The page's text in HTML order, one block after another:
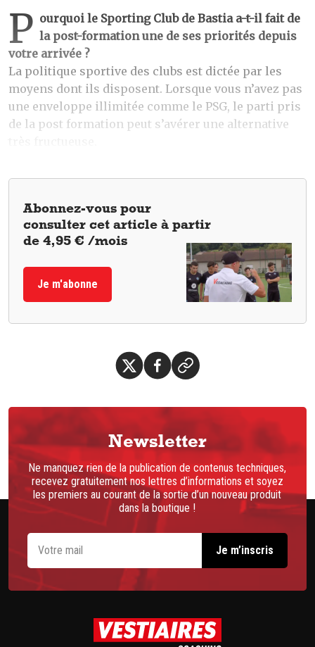
P ourquoi le Sporting Club de Bastia a-t-il fait de
la post-formation une de ses priorités depuis
votre arrivée ?
La politique sportive des clubs est dictée par les
moyens dont ils disposent. Lorsque vous n’avez pas
une enveloppe illimitée comme le PSG, le parti pris
de la post formation peut s’avérer une alternative
Abonnez-vous pour
consulter cet article à partir
de 4,95 € /mois
Je m'abonne
Newsletter
Ne manquez rien de la publication de contenus techniques,
recevez gratuitement nos lettres d’informations et soyez
les premiers au courant de la sortie d’un nouveau produit
dans la boutique !